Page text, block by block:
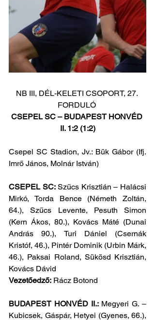
NB III, DÉL-KELETI CSOPORT, 27.
FORDULÓ
CSEPEL SC – BUDAPEST HONVÉD
II. 1:2 (1:2)
Csepel SC Stadion, Jv.: Bük Gábor (Ifj.
Imrő János, Molnár István)
CSEPEL SC: Szűcs Krisztián – Halácsi
Mirkó, Torda Bence (Németh Zoltán,
64.), Szűcs Levente, Pesuth Simon
(Kern Ákos, 80.), Kovács Máté (Dunai
András 90.), Turi Dániel (Csernák
Kristóf, 46.), Pintér Dominik (Urbin Márk,
46.), Paksai Roland, Sükösd Krisztián,
Kovács Dávid
Vezetőedző: Rácz Botond
BUDAPEST HONVÉD II.: Megyeri G. –
Kubicsek, Gáspár, Hetyei (Gyenes, 66.),